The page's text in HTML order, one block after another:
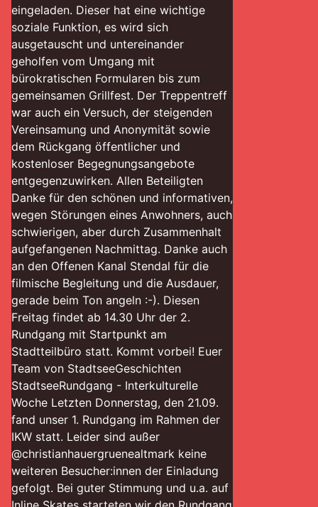
eingeladen. Dieser hat eine wichtige
soziale Funktion, es wird sich
ausgetauscht und untereinander
geholfen vom Umgang mit
bürokratischen Formularen bis zum
gemeinsamen Grillfest. Der Treppentreff
war auch ein Versuch, der steigenden
Vereinsamung und Anonymität sowie
dem Rückgang öffentlicher und
kostenloser Begegnungsangebote
entgegenzuwirken. Allen Beteiligten
Danke für den schönen und informativen,
wegen Störungen eines Anwohners, auch
schwierigen, aber durch Zusammenhalt
aufgefangenen Nachmittag. Danke auch
an den Offenen Kanal Stendal für die
filmische Begleitung und die Ausdauer,
gerade beim Ton angeln :-). Diesen
Freitag findet ab 14.30 Uhr der 2.
Rundgang mit Startpunkt am
Stadtteilbüro statt. Kommt vorbei! Euer
Team von StadtseeGeschichten
StadtseeRundgang - Interkulturelle
Woche Letzten Donnerstag, den 21.09.
fand unser 1. Rundgang im Rahmen der
IKW statt. Leider sind außer
@christianhauergruenealtmark keine
weiteren Besucher:innen der Einladung
gefolgt. Bei guter Stimmung und u.a. auf